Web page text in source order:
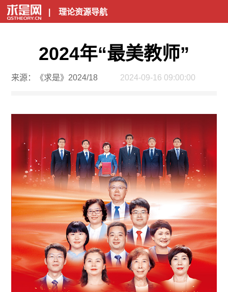
| 理论资源导航
2024年“最美教师”
来源：《求是》2024/18 2024-09-16 09:00:00